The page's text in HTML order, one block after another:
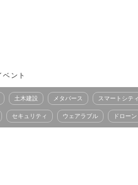
ベント
土木建設 メタバース スマートシティ
セキュリティ ウェアラブル ドローン